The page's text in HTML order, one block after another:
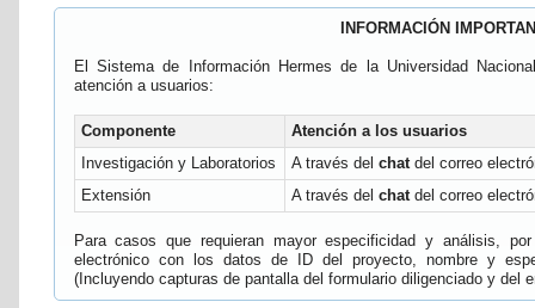
INFORMACIÓN
El Sistema de Información Hermes de la Universidad
atención a usuarios:
Componente
Atención a los usuarios
Investigación y Laboratorios
A través del chatdel correo
Extensión
A través del chatdel correo
Para casos que requieran mayor especificidad y análisis,
electrónico con los datos de ID del proyecto, nombre y
(Incluyendo capturas de pantalla del formulario diligenciado y del